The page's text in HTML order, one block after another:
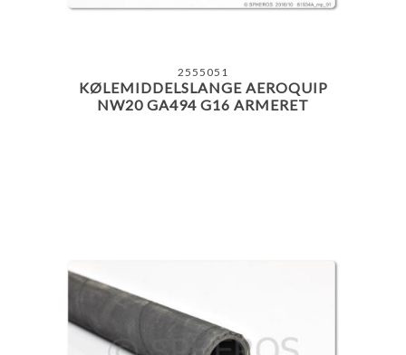
2555051
KØLEMIDDELSLANGE AEROQUIP
NW20 GA494 G16 ARMERET